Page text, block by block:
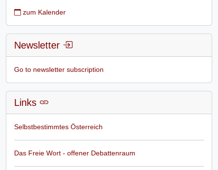
zum Kalender
Newsletter
Go to newsletter subscription
Links
Selbstbestimmtes Österreich
Das Freie Wort - offener Debattenraum